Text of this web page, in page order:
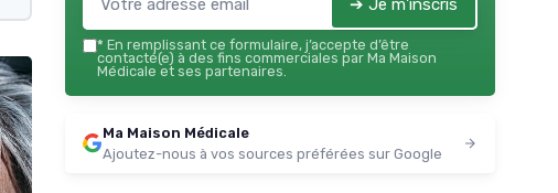
➔ Je m'inscris
* En remplissant ce formulaire, j’accepte d’être
contacté(e) à des fins commerciales par Ma Maison
Médicale et ses partenaires.
Ma Maison Médicale
Ajoutez-nous à vos sources préférées sur Google